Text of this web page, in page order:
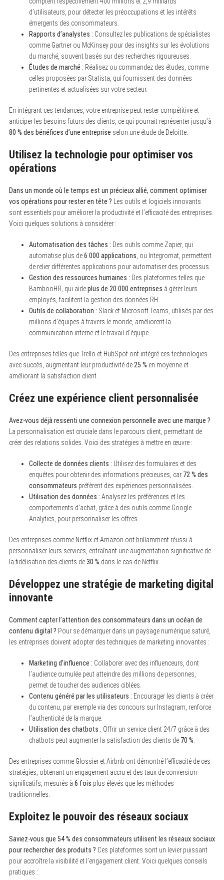
d’utilisateurs, pour détecter les préoccupations et les intérêts
émergents des consommateurs.
Rapports d’analystes : Consultez les publications de spécialistes
comme Gartner ou McKinsey pour des insights sur les évolutions
du marché, souvent basés sur des recherches rigoureuses.
Études de marché : Réalisez ou commandez des études, comme
celles proposées par Statista, qui fournissent des données
pertinentes et actualisées sur votre secteur.
En intégrant ces tendances, votre entreprise peut rester compétitive et
anticiper les besoins futurs des clients, ce qui pourrait représenter jusqu’à
80 % des bénéfices d’une entreprise selon une étude de Deloitte.
Utilisez la technologie pour optimiser vos
opérations
Dans un monde où le temps est un précieux allié, comment optimiser
vos opérations pour rester en tête ? Les outils et logiciels innovants
sont essentiels pour améliorer la productivité et l’efficacité des entreprises.
Voici quelques solutions à considérer :
Automatisation des tâches : Des outils comme Zapier, qui
automatise plus de6 000 applications , ou Integromat, permettent
de relier différentes applications pour automatiser des processus.
Gestion des ressources humaines : Des plateformes telles que
BambooHR, qui aideplus de 20 000 entreprises à gérer leurs
employés, facilitent la gestion des données RH.
Outils de collaboration : Slack et Microsoft Teams, utilisés par des
millions d’équipes à travers le monde, améliorent la
communication interne et le travail d’équipe.
Des entreprises telles que Trello et HubSpot ont intégré ces technologies
avec succès, augmentant leur productivité de 25 % en moyenne et
améliorant la satisfaction client.
Créez une expérience client personnalisée
Avez-vous déjà ressenti une connexion personnelle avec une marque ?
La personnalisation est cruciale dans le parcours client, permettant de
créer des relations solides. Voici des stratégies à mettre en œuvre :
Collecte de données clients : Utilisez des formulaires et des
enquêtes pour obtenir des informations précieuses, car 72 % des
consommateurs préfèrent des expériences personnalisées.
Utilisation des données : Analysez les préférences et les
comportements d’achat, grâce à des outils comme Google
Analytics, pour personnaliser les offres.
Des entreprises comme Netflix et Amazon ont brillamment réussi à
personnaliser leurs services, entraînant une augmentation significative de
la fidélisation des clients de30 % dans le cas de Netflix.
Développez une stratégie de marketing digital
innovante
Comment capter l’attention des consommateurs dans un océan de
contenu digital ? Pour se démarquer dans un paysage numérique saturé,
les entreprises doivent adopter des techniques de marketing innovantes :
Marketing d’influence : Collaborer avec des influenceurs, dont
l’audience cumulée peut atteindre des millions de personnes,
permet de toucher des audiences ciblées.
Contenu généré par les utilisateurs : Encourager les clients à créer
du contenu, par exemple via des concours sur Instagram, renforce
l’authenticité de la marque.
Utilisation des chatbots : Offrir un service client 24/7 grâce à des
chatbots peut augmenter la satisfaction des clients de 70 %
Des entreprises comme Glossier et Airbnb ont démontré l’efficacité de ces
stratégies, obtenant un engagement accru et des taux de conversion
significatifs, mesurés à 6 fois plus élevés que les méthodes
traditionnelles.
Exploitez le pouvoir des réseaux sociaux
Saviez-vous que 54 % des consommateurs utilisent les réseaux sociaux
pour rechercher des produits ? Ces plateformes sont un levier puissant
pour accroître la visibilité et l’engagement client. Voici quelques conseils
pratiques :
S
a
r
c
o